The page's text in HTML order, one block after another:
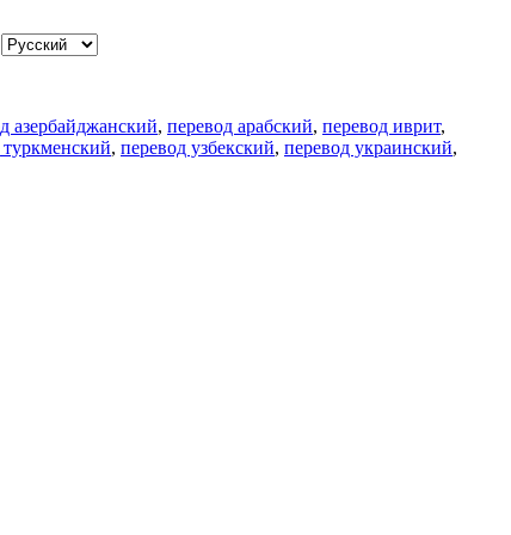
азербайджанский, перевод арабский, перевод иврит,
туркменский, перевод узбекский, перевод украинский,